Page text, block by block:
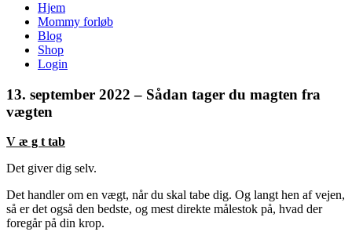
Hjem
Mommy forløb
Blog
Shop
Login
13. september 2022 – Sådan tager du magten fra
vægten
V æ g t tab
Det giver dig selv.
Det handler om en vægt, når du skal tabe dig. Og langt hen af vejen,
så er det også den bedste, og mest direkte målestok på, hvad der
foregår på din krop.